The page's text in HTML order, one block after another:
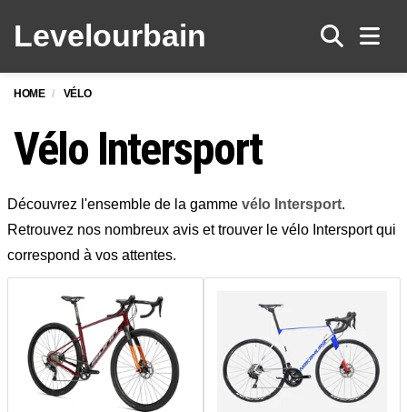
Levelourbain
HOME VÉLO
Vélo Intersport
Découvrez l'ensemble de la gamme vélo Intersport.
Retrouvez nos nombreux avis et trouver le vélo Intersport qui
correspond à vos attentes.